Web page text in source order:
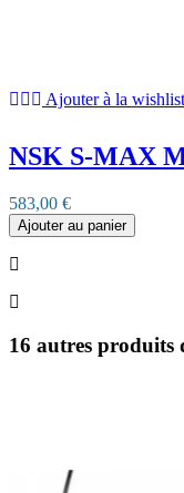
Ajouter à la wishlist
NSK S-MAX
583,00 €
Ajouter au panier
16 autres produits